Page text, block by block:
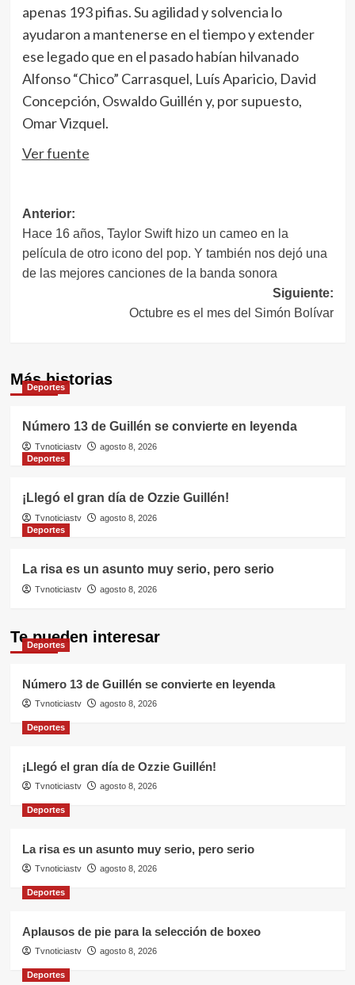
apenas 193 pifias. Su agilidad y solvencia lo
ayudaron a mantenerse en el tiempo y extender
ese legado que en el pasado habían hilvanado
Alfonso “Chico” Carrasquel, Luís Aparicio, David
Concepción, Oswaldo Guillén y, por supuesto,
Omar Vizquel.
Ver fuente
Navegación
de
entradas
Anterior:
Hace 16 años, Taylor Swift hizo un cameo en la
película de otro icono del pop. Y también nos dejó una
de las mejores canciones de la banda sonora
Siguiente:
Octubre es el mes del Simón Bolívar
Más historias
Deportes
Número 13 de Guillén se convierte en leyenda
Tvnoticiastv
agosto 8, 2026
Deportes
¡Llegó el gran día de Ozzie Guillén!
Tvnoticiastv
agosto 8, 2026
Deportes
La risa es un asunto muy serio, pero serio
Tvnoticiastv agosto 8, 2026
Te pueden interesar
Deportes
Número 13 de Guillén se convierte en leyenda
Tvnoticiastv agosto 8, 2026
Deportes
¡Llegó el gran día de Ozzie Guillén!
Tvnoticiastv agosto 8, 2026
Deportes
La risa es un asunto muy serio, pero serio
Tvnoticiastv agosto 8, 2026
Deportes
Aplausos de pie para la selección de boxeo
Tvnoticiastv agosto 8, 2026
Deportes